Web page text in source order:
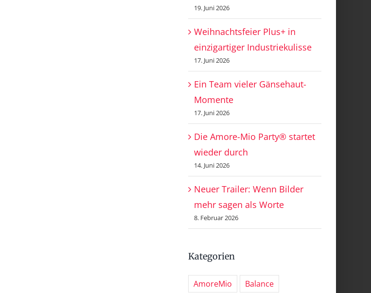
19. Juni 2026
Weihnachtsfeier Plus+ in
einzigartiger Industriekulisse
17. Juni 2026
Ein Team vieler Gänsehaut-
Momente
17. Juni 2026
Die Amore-Mio Party® startet
wieder durch
14. Juni 2026
Neuer Trailer: Wenn Bilder
mehr sagen als Worte
8. Februar 2026
Kategorien
AmoreMio
Balance